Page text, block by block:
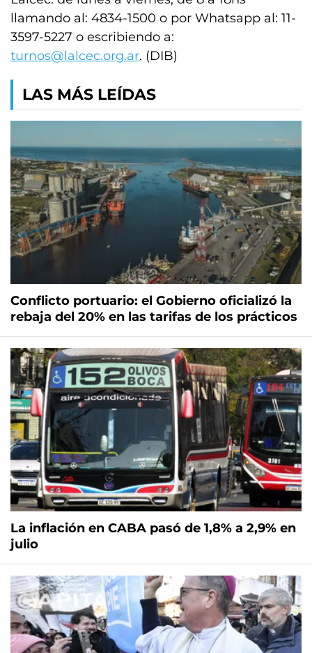
llamando al: 4834-1500 o por Whatsapp al: 11-
3597-5227 o escribiendo a:
turnos@lalcec.org.ar. (DIB)
LAS MÁS LEÍDAS
Conflicto portuario: el Gobierno oficializó la
rebaja del 20% en las tarifas de los prácticos
La inflación en CABA pasó de 1,8% a 2,9% en
julio